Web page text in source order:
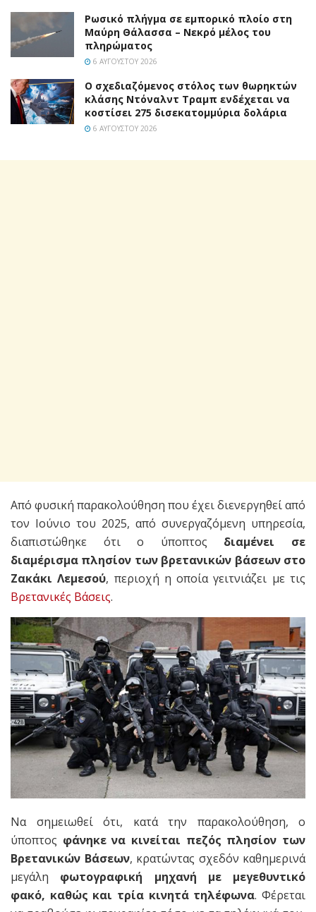
Ρωσικό πλήγμα σε εμπορικό πλοίο στη
Μαύρη Θάλασσα – Νεκρό μέλος του
πληρώματος
6 ΑΥΓΟΎΣΤΟΥ 2026
Ο σχεδιαζόμενος στόλος των θωρηκτών
κλάσης Ντόναλντ Τραμπ ενδέχεται να
κοστίσει 275 δισεκατομμύρια δολάρια
6 ΑΥΓΟΎΣΤΟΥ 2026
Από φυσική παρακολούθηση που έχει διενεργηθεί από
τον Ιούνιο του 2025, από συνεργαζόμενη υπηρεσία,
διαπιστώθηκε ότι ο ύποπτος διαμένει σε
διαμέρισμα πλησίον των βρετανικών βάσεων στο
Ζακάκι Λεμεσού, περιοχή η οποία γειτνιάζει με τις
Βρετανικές Βάσεις.
Να σημειωθεί ότι, κατά την παρακολούθηση, ο
ύποπτος φάνηκε να κινείται πεζός πλησίον των
Βρετανικών Βάσεων, κρατώντας σχεδόν καθημερινά
μεγάλη φωτογραφική μηχανή με μεγεθυντικό
φακό, καθώς και τρία κινητά τηλέφωνα. Φέρεται